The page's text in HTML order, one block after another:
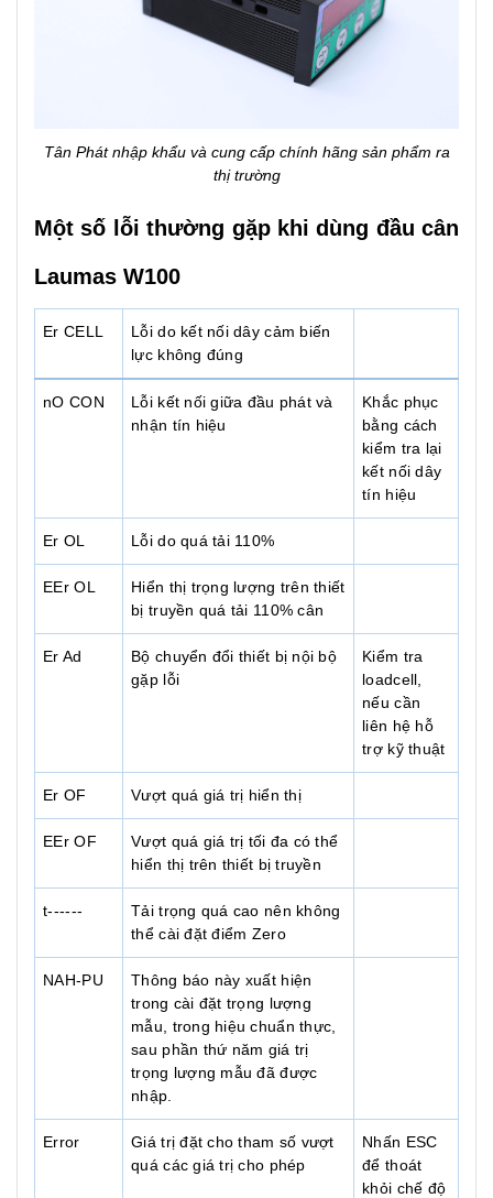
Tân Phát nhập khẩu và cung cấp chính hãng sản phẩm ra
thị trường
Một số lỗi thường gặp khi dùng đầu cân
Laumas W100
Er CELL
Lỗi do kết nối dây cảm biến
lực không đúng
nO CON
Lỗi kết nối giữa đầu phát và
nhận tín hiệu
Khắc phục
bằng cách
kiểm tra lại
kết nối dây
tín hiệu
Er OL Lỗi do quá tải 110%
EEr OL
Hiển thị trọng lượng trên thiết
bị truyền quá tải 110% cân
Er Ad
Bộ chuyển đổi thiết bị nội bộ
gặp lỗi
Kiểm tra
loadcell,
nếu cần
liên hệ hỗ
trợ kỹ thuật
Er OF Vượt quá giá trị hiển thị
EEr OF
Vượt quá giá trị tối đa có thể
hiển thị trên thiết bị truyền
t------
Tải trọng quá cao nên không
thể cài đặt điểm Zero
NAH-PU
Thông báo này xuất hiện
trong cài đặt trọng lượng
mẫu, trong hiệu chuẩn thực,
sau phần thứ năm giá trị
trọng lượng mẫu đã được
nhập.
Error
Giá trị đặt cho tham số vượt
quá các giá trị cho phép
Nhấn ESC
để thoát
khỏi chế độ